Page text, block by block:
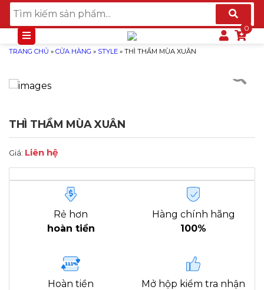
TRANG CHỦ » CỬA HÀNG » STYLE » THÌ THẦM MÙA XUÂN
THÌ THẦM MÙA XUÂN
Giá: Liên hệ
Rẻ hơn
hoàn tiền
Hàng chính hãng
100%
Hoàn tiền
Mở hộp kiểm tra nhận